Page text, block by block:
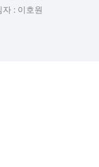
: 이호원